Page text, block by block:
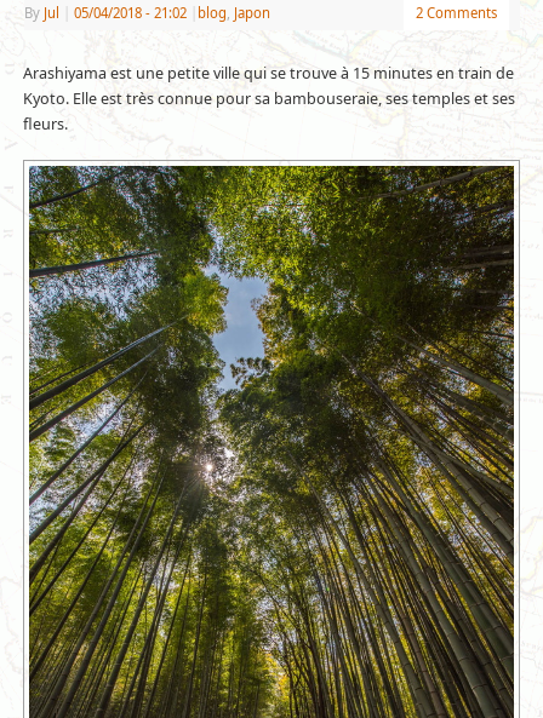
By Jul 05/04/2018 - 21:02 blog Japon 2 Comments
Arashiyama est une petite ville qui se trouve à 15 minutes en train de
Kyoto. Elle est très connue pour sa bambouseraie, ses temples et ses
fleurs.